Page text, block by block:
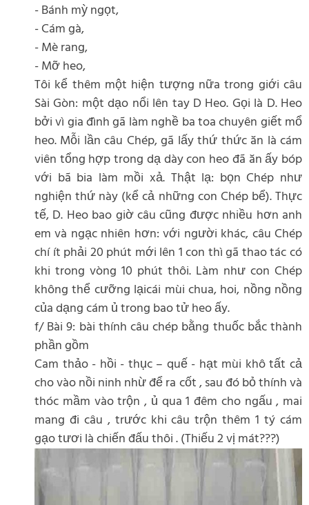
- Bánh mỳ ngọt,
- Cám gà,
- Mè rang,
- Mỡ heo,
Tôi kể thêm một hiện tượng nữa trong giới câu
Sài Gòn: một dạo nổi lên tay D Heo. Gọi là D. Heo
bởi vì gia đình gã làm nghề ba toa chuyên giết mổ
heo. Mỗi lần câu Chép, gã lấy thứ thức ăn là cám
viên tổng hợp trong dạ dày con heo đã ăn ấy bóp
với bã bia làm mồi xả. Thật lạ: bọn Chép như
nghiện thứ này (kể cả những con Chép bể). Thực
tế, D. Heo bao giờ câu cũng được nhiều hơn anh
em và ngạc nhiên hơn: với người khác, câu Chép
chí ít phải 20 phút mới lên 1 con thì gã thao tác có
khi trong vòng 10 phút thôi. Làm như con Chép
không thể cưỡng lạicái mùi chua, hoi, nồng nồng
của dạng cám ủ trong bao tử heo ấy.
f/ Bài 9: bài thính câu chép bằng thuốc bắc thành
phần gồm
Cam thảo - hồi - thục – quế - hạt mùi khô tất cả
cho vào nồi ninh nhừ để ra cốt , sau đó bỏ thính và
thóc mầm vào trộn , ủ qua 1 đêm cho ngấu , mai
mang đi câu , trước khi câu trộn thêm 1 tý cám
gạo tươi là chiến đấu thôi . (Thiếu 2 vị mát???)